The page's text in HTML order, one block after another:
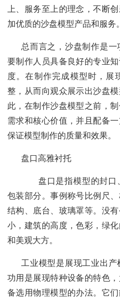
上、服务至上的理念，不断
加优质的沙盘模型产品和服务。
总而言之，沙盘制作是
要制作人员具备良好的专业
度。在制作完成模型时，展
整，从而向观众展示出沙盘
此，在制作沙盘模型之前，
需求和核心价值，并且配备
保证模型制作的质量和效果。
盘口高雅衬托
盘口是指模型的封口
包装部分。事例称号比例尺、
结构、底台、玻璃罩等。没
小，建筑的高度，色彩，绿
和美观大方。
工业模型是展现工业出
功用是展现特种设备的特色
备选用物理模型的办法。它